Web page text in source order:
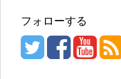
フォローする